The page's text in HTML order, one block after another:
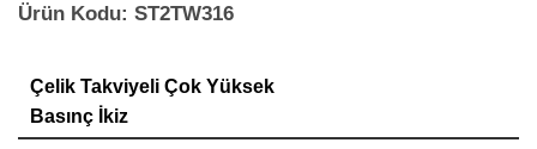
Ürün Kodu: ST2TW316
Çelik Takviyeli Çok Yüksek
Basınç İkiz